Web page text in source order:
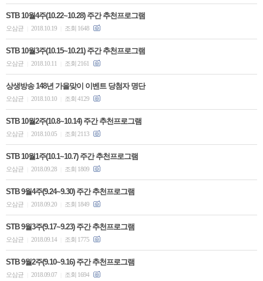
STB 10월4주(10.22~10.28) 주간 추천프로그램
오삼균 2018.10.19 조회 1648
STB 10월3주(10.15~10.21) 주간 추천프로그램
오삼균 2018.10.11 조회 2161
상생방송 148년 가을맞이 이벤트 당첨자 명단
오삼균 2018.10.10 조회 4129
STB 10월2주(10.8~10.14) 주간 추천프로그램
오삼균 2018.10.05 조회 2113
STB 10월1주(10.1~10.7) 주간 추천프로그램
오삼균 2018.09.28 조회 1809
STB 9월4주(9.24~9.30) 주간 추천프로그램
오삼균 2018.09.20 조회 1849
STB 9월3주(9.17~9.23) 주간 추천프로그램
오삼균 2018.09.14 조회 1775
STB 9월2주(9.10~9.16) 주간 추천프로그램
오삼균 2018.09.07 조회 1694